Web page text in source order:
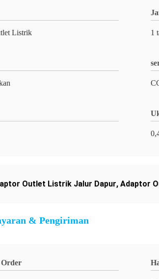
Listrik 1
Outlet Listrik Jalur Dapur, Adaptor
& Pengiriman